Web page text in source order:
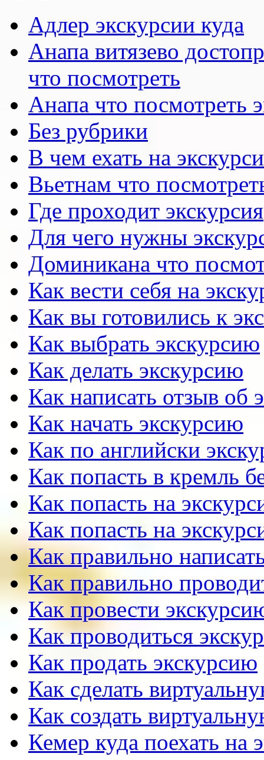
Адлер экскурсии куда
Анапа витязево
что посмотреть
Анапа что посмотреть
Без рубрики
В чем ехать на
Вьетнам что
Где проходит экскурсия
Для чего нужны
Доминикана что
Как вести себя на
Как вы готовились к
Как выбрать экскурсию
Как делать экскурсию
Как написать отзыв об
Как начать экскурсию
Как по английски
Как попасть в кремль
Как попасть на
Как попасть на
Как правильно
Как правильно
Как провести
Как проводиться
Как продать экскурсию
Как сделать
Как создать
Кемер куда поехать на